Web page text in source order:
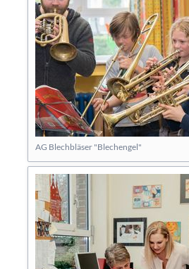
AG Blechbläser "Blechengel"